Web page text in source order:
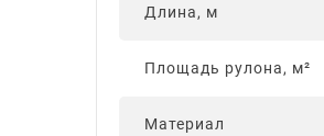
Длина, м
Площадь рулона, м²
Материал